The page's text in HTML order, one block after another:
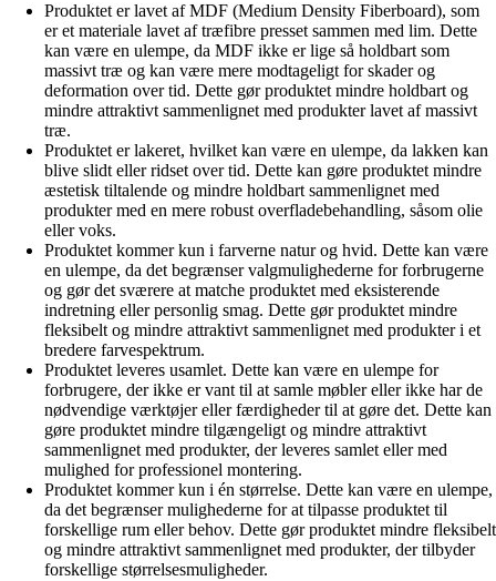
Produktet er lavet af MDF (Medium Density Fiberboard), som
er et materiale lavet af træfibre presset sammen med lim. Dette
kan være en ulempe, da MDF ikke er lige så holdbart som
massivt træ og kan være mere modtageligt for skader og
deformation over tid. Dette gør produktet mindre holdbart og
mindre attraktivt sammenlignet med produkter lavet af massivt
træ.
Produktet er lakeret, hvilket kan være en ulempe, da lakken kan
blive slidt eller ridset over tid. Dette kan gøre produktet mindre
æstetisk tiltalende og mindre holdbart sammenlignet med
produkter med en mere robust overfladebehandling, såsom olie
eller voks.
Produktet kommer kun i farverne natur og hvid. Dette kan være
en ulempe, da det begrænser valgmulighederne for forbrugerne
og gør det sværere at matche produktet med eksisterende
indretning eller personlig smag. Dette gør produktet mindre
fleksibelt og mindre attraktivt sammenlignet med produkter i et
bredere farvespektrum.
Produktet leveres usamlet. Dette kan være en ulempe for
forbrugere, der ikke er vant til at samle møbler eller ikke har de
nødvendige værktøjer eller færdigheder til at gøre det. Dette kan
gøre produktet mindre tilgængeligt og mindre attraktivt
sammenlignet med produkter, der leveres samlet eller med
mulighed for professionel montering.
Produktet kommer kun i én størrelse. Dette kan være en ulempe,
da det begrænser mulighederne for at tilpasse produktet til
forskellige rum eller behov. Dette gør produktet mindre fleksibelt
og mindre attraktivt sammenlignet med produkter, der tilbyder
forskellige størrelsesmuligheder.